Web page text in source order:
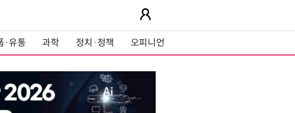
·유통 과학 정치·정책 오피니언